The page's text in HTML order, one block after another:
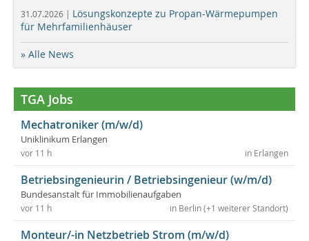
31.07.2026 | Lösungskonzepte zu Propan-Wärmepumpen
für Mehrfamilienhäuser
» Alle News
TGA Jobs
Mechatroniker (m/w/d)
Uniklinikum Erlangen
in Erlangen
vor 11 h
Betriebsingenieurin / Betriebsingenieur (w/m/d)
Bundesanstalt für Immobilienaufgaben
in Berlin (+1 weiterer Standort)
vor 11 h
Monteur/-in Netzbetrieb Strom (m/w/d)